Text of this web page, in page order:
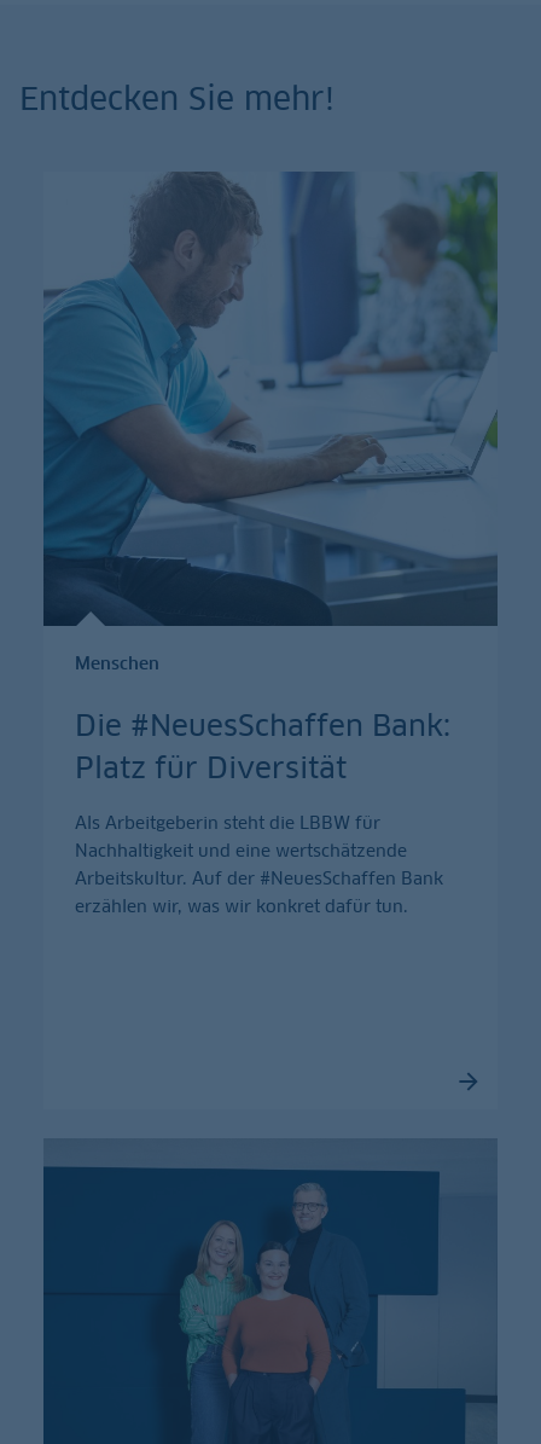
Entdecken Sie mehr!
Menschen
Die #NeuesSchaffen Bank:
Platz für Diversität
Als Arbeitgeberin steht die LBBW für
Nachhaltigkeit und eine wertschätzende
Arbeitskultur. Auf der #NeuesSchaffen Bank
erzählen wir, was wir konkret dafür tun.